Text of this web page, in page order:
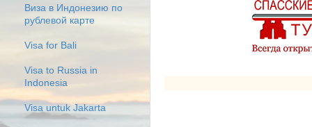
Виза в Индонезию по
рублевой карте
Visa for Bali
Visa to Russia in
Indonesia
Visa untuk Jakarta